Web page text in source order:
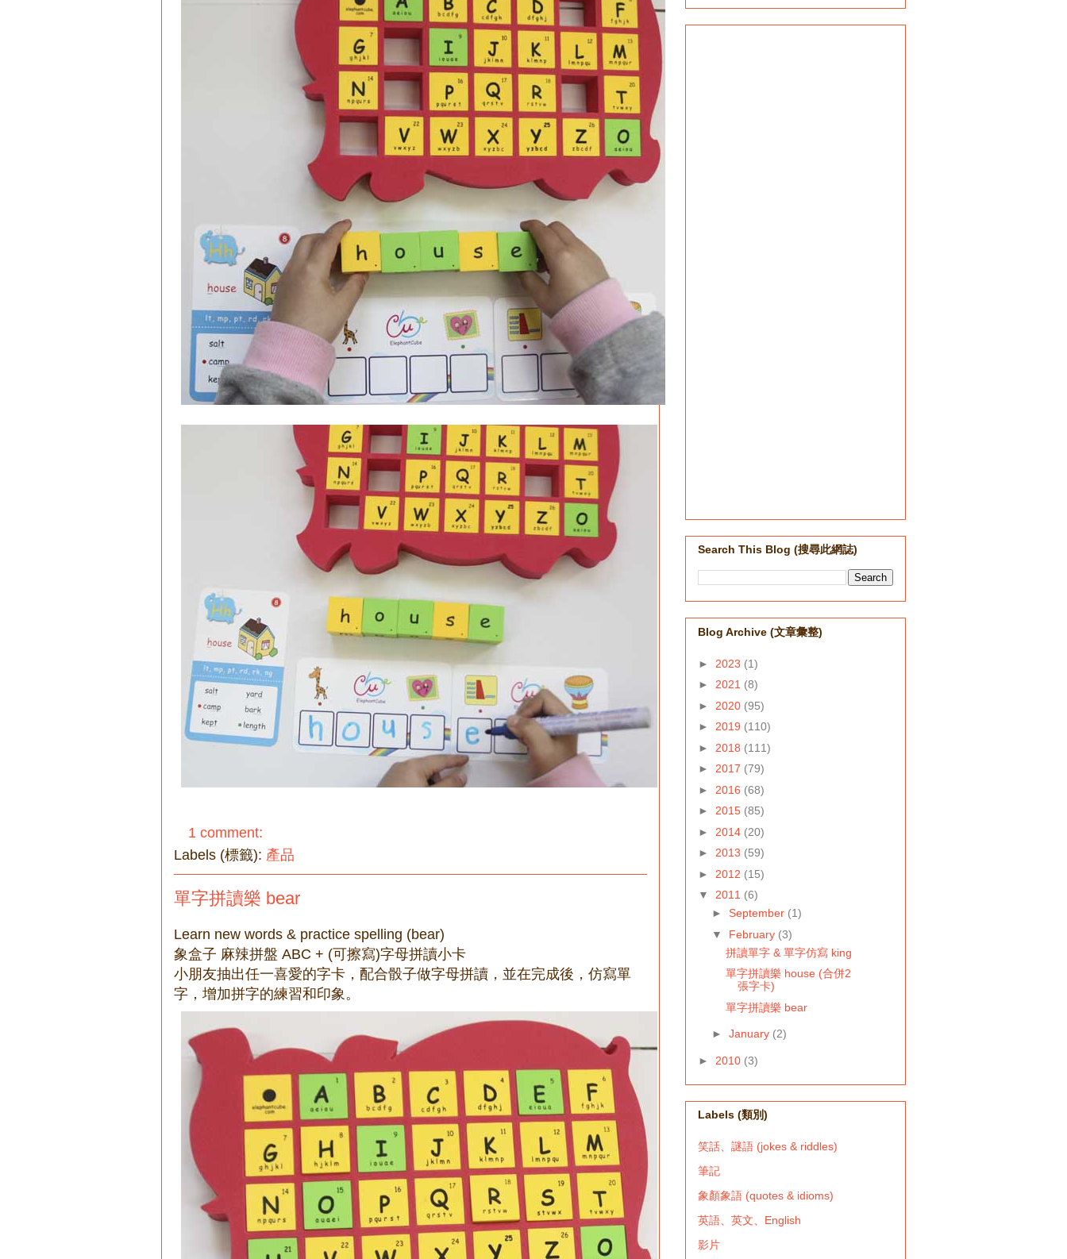
1 comment:
Labels (標籤): 產品
單字拼讀樂 bear
Learn new words & practice spelling (bear)
象盒子 麻辣拼盤 ABC + (可擦寫)字母拼讀小卡
小朋友抽出任一喜愛的字卡，配合骰子做字母拼讀，並在完成後，仿寫單
字，增加拼字的練習和印象。
Search This Blog (搜尋此網誌)
Blog Archive (文章彙整)
► 2023 (1)
► 2021 (8)
► 2020 (95)
► 2019 (110)
► 2018 (111)
► 2017 (79)
► 2016 (68)
► 2015 (85)
► 2014 (20)
► 2013 (59)
► 2012 (15)
▼ 2011 (6)
► September (1)
▼ February (3)
拼讀單字 & 單字仿寫 king
單字拼讀樂 house (合併2
張字卡)
單字拼讀樂 bear
► January (2)
► 2010 (3)
Labels (類別)
笑話、謎語 (jokes & riddles)
筆記
象顏象語 (quotes & idioms)
英語、英文、English
影片